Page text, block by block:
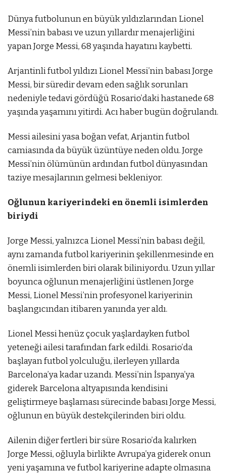
Dünya futbolunun en büyük yıldızlarından Lionel
Messi’nin babası ve uzun yıllardır menajerliğini
yapan Jorge Messi, 68 yaşında hayatını kaybetti.
Arjantinli futbol yıldızı Lionel Messi’nin babası Jorge
Messi, bir süredir devam eden sağlık sorunları
nedeniyle tedavi gördüğü Rosario’daki hastanede 68
yaşında yaşamını yitirdi. Acı haber bugün doğrulandı.
Messi ailesini yasa boğan vefat, Arjantin futbol
camiasında da büyük üzüntüye neden oldu. Jorge
Messi’nin ölümünün ardından futbol dünyasından
taziye mesajlarının gelmesi bekleniyor.
Oğlunun kariyerindeki en önemli isimlerden
biriydi
Jorge Messi, yalnızca Lionel Messi’nin babası değil,
aynı zamanda futbol kariyerinin şekillenmesinde en
önemli isimlerden biri olarak biliniyordu. Uzun yıllar
boyunca oğlunun menajerliğini üstlenen Jorge
Messi, Lionel Messi’nin profesyonel kariyerinin
başlangıcından itibaren yanında yer aldı.
Lionel Messi henüz çocuk yaşlardayken futbol
yeteneği ailesi tarafından fark edildi. Rosario’da
başlayan futbol yolculuğu, ilerleyen yıllarda
Barcelona’ya kadar uzandı. Messi’nin İspanya’ya
giderek Barcelona altyapısında kendisini
geliştirmeye başlaması sürecinde babası Jorge Messi,
oğlunun en büyük destekçilerinden biri oldu.
Ailenin diğer fertleri bir süre Rosario’da kalırken
Jorge Messi, oğluyla birlikte Avrupa’ya giderek onun
yeni yaşamına ve futbol kariyerine adapte olmasına